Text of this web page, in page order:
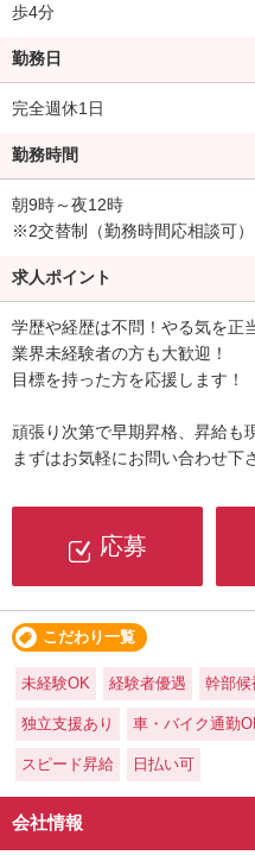
歩4分
勤務日
完全週休1日
勤務時間
朝9時～夜12時
※2交替制（勤務時間応相談可）
求人ポイント
学歴や経歴は不問！やる気を正
業界未経験者の方も大歓迎！
目標を持った方を応援します！
頑張り次第で早期昇格、昇給も
まずはお気軽にお問い合わせ下
応募
こだわり一覧
未経験OK 経験者優遇 幹部候
独立支援あり 車・バイク通勤
スピード昇給 日払い可
会社情報